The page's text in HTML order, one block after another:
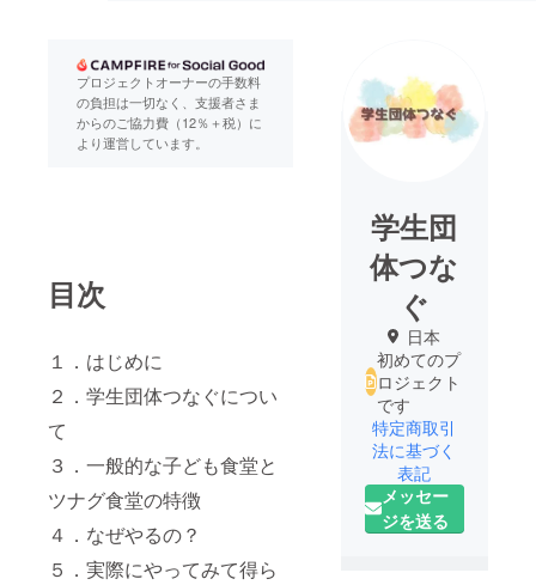
プロジェクトオーナーの手数料
の負担は一切なく、支援者さま
からのご協力費（12％＋税）に
より運営しています。
目次
１．はじめに
２．学生団体つなぐについ
て
３．一般的な子ども食堂と
ツナグ食堂の特徴
４．なぜやるの？
５．実際にやってみて得ら
学生団
体つな
ぐ
日本
初めてのプ
ロジェクト
です
特定商取引
法に基づく
表記
メッセー
ジを送る